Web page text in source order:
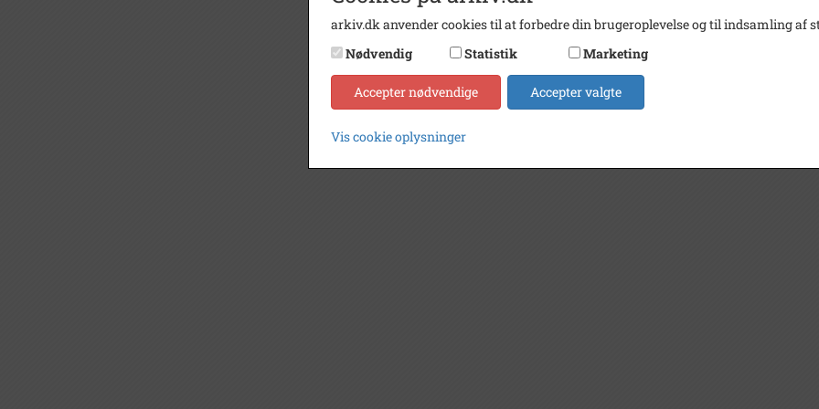
arkiv.dk anvender cookies til at forbedre din brugeroplevelse og til indsamling af
Nødvendig
Statistik Marketing
Accepter nødvendige Accepter valgte
Vis cookie oplysninger